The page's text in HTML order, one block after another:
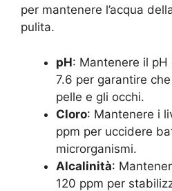
per mantenere l’acqua
pulita.
pH: Mantenere il pH
7.6 per garantire
pelle e gli occhi.
Cloro: Mantenere i
ppm per uccidere
microrganismi.
Alcalinità:
120 ppm per